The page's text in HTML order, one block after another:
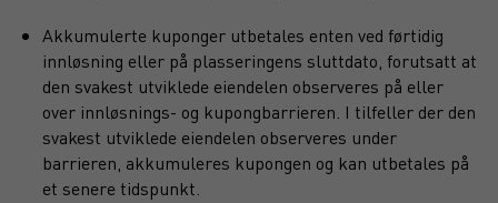
Akkumulerte kuponger utbetales enten ved førtidig
innløsning eller på plasseringens sluttdato, forutsatt at
den svakest utviklede eiendelen observeres på eller
over innløsnings- og kupongbarrieren. I tilfeller der den
svakest utviklede eiendelen observeres under
barrieren, akkumuleres kupongen og kan utbetales på
et senere tidspunkt.